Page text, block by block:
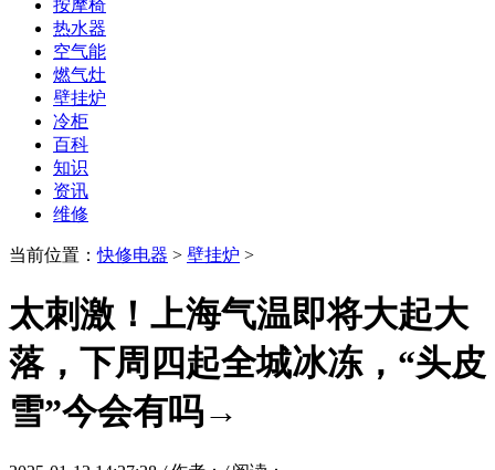
按摩椅
热水器
空气能
燃气灶
壁挂炉
冷柜
百科
知识
资讯
维修
当前位置：快修电器 > 壁挂炉 >
太刺激！上海气温即将大起大
落，下周四起全城冰冻，“头皮
雪”今会有吗→